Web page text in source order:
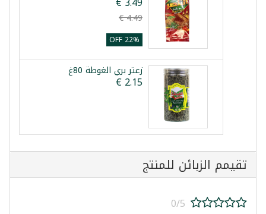
22% OFF
زعتر بري الغوطة 80غ
تقيمم الزبائن للمنتج
0/5